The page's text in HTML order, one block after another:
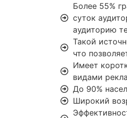
Более 55%
суток
аудиторию
Такой
что
Имеет
видами
До 90%
Широкий